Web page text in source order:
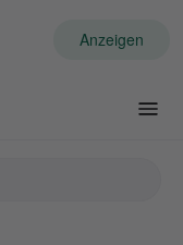
Anzeigen